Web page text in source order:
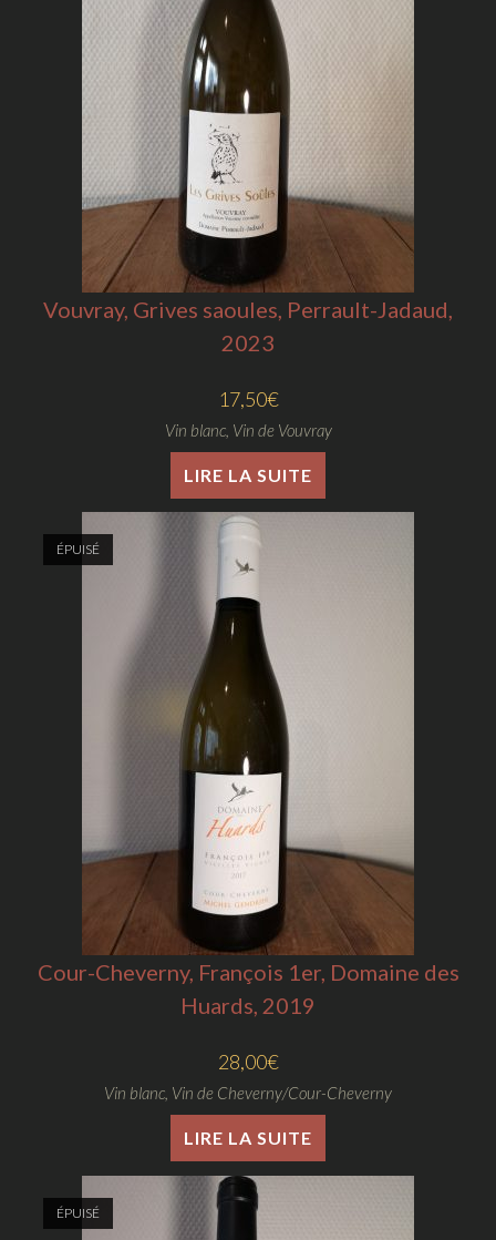
Vouvray, Grives saoules, Perrault-Jadaud,
2023
17,50€
Vin blanc, Vin de Vouvray
LIRE LA SUITE
ÉPUISÉ
Cour-Cheverny, François 1er, Domaine des
Huards, 2019
28,00€
Vin blanc, Vin de Cheverny/Cour-Cheverny
LIRE LA SUITE
ÉPUISÉ